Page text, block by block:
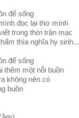
để sống
đọc lại thơ mình
trong thời trận mạc
thía nghĩa hy sinh...
để sống
thêm một nỗi buồn
không nên có
buồn